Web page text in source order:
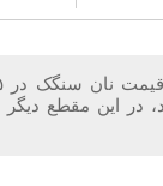
یافته بود، در این مقطع